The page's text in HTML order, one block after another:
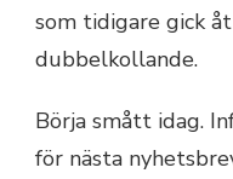
som tidigare gick
dubbelkollande.
Börja smått idag.
för nästa